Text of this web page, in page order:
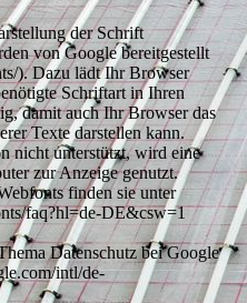
der Schrift
von Google bereitgestellt
). Dazu lädt Ihr Browser
Schriftart in Ihren
damit auch Ihr Browser das
Texte darstellen kann.
nicht unterstützt, wird eine
zur Anzeige genutzt.
finden sie unter
faq?hl=de-DE&csw=1
Datenschutz bei Google
intl/de-